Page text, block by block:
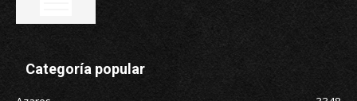
Categoría popular